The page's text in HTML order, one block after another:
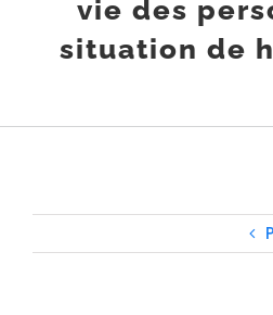
vie des
situation de